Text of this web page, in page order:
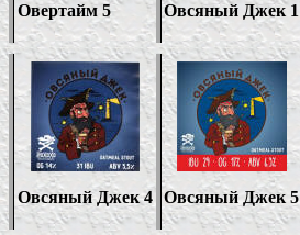
Овертайм 5 Овсяный Джек 1
Овсяный Джек 4 Овсяный Джек 5